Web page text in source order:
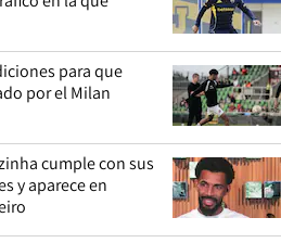
para que
por el Milan
cumple con sus
y aparece en